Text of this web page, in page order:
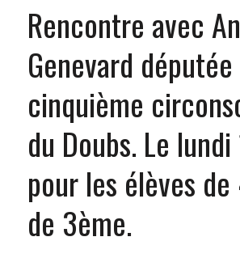
Rencontre avec
Genevard
cinquième
du Doubs. Le
pour les élèves
de 3ème.